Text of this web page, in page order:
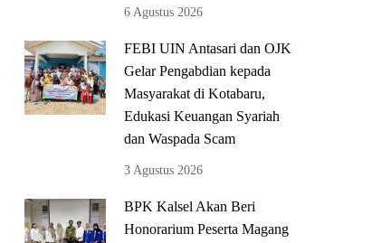
6 Agustus 2026
FEBI UIN Antasari dan OJK
Gelar Pengabdian kepada
Masyarakat di Kotabaru,
Edukasi Keuangan Syariah
dan Waspada Scam
3 Agustus 2026
BPK Kalsel Akan Beri
Honorarium Peserta Magang